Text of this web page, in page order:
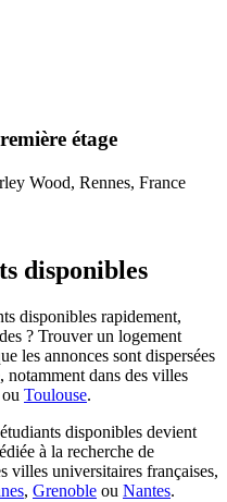
étage
Wood, Rennes, France
disponibles
disponibles rapidement,
? Trouver un logement
les annonces sont dispersées
dans des villes
ou Toulouse.
disponibles devient
à la recherche de
villes universitaires françaises,
, Grenoble ou Nantes.